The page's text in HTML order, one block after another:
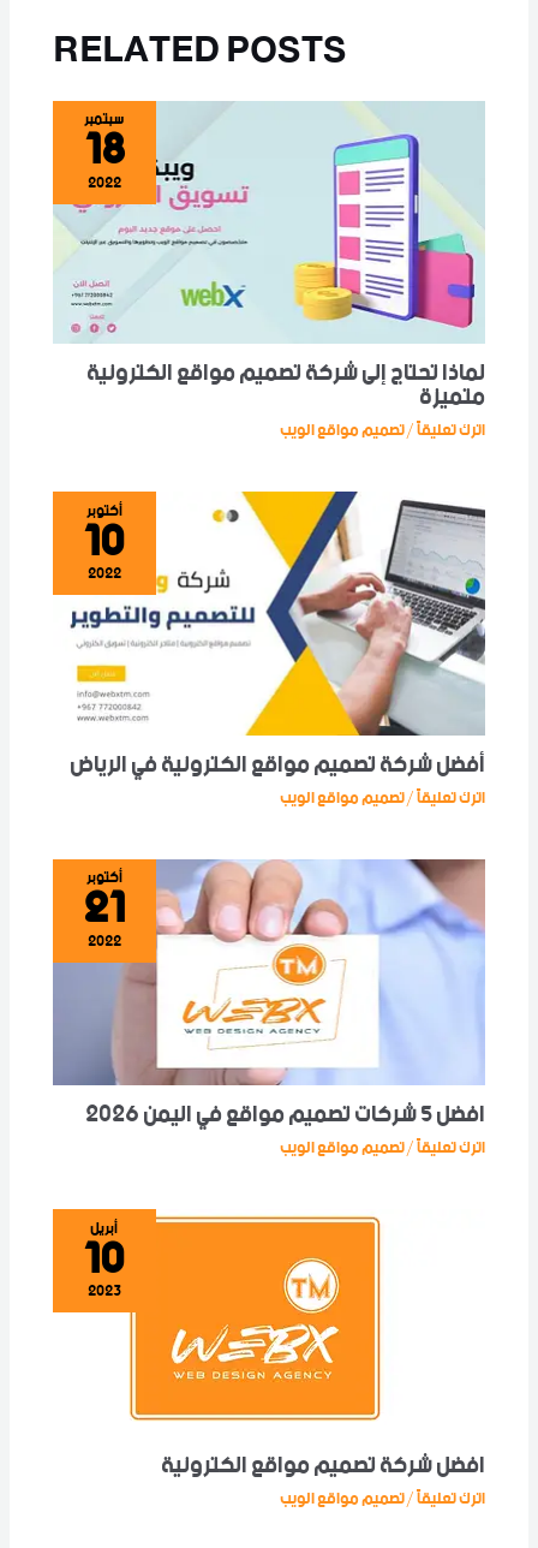
RELATED POSTS
سبتمبر
18
2022
لماذا تحتاج إلى شركة تصميم مواقع الكترونية
متميزة
اترك تعليقاً/تصميم مواقع الويب
أكتوبر
10
2022
أفضل شركة تصميم مواقع الكترونية في الرياض
اترك تعليقاً/تصميم مواقع الويب
أكتوبر
21
2022
افضل 5 شركات تصميم مواقع في اليمن 2026
اترك تعليقاً/تصميم مواقع الويب
أبريل
10
2023
افضل شركة تصميم مواقع الكترونية
اترك تعليقاً/تصميم مواقع الويب